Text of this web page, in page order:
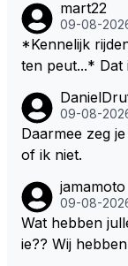
mart22
09-08-
*Kennelijk
ten peut...* Dat is ook zo en na afloop wordt er gec
zitten. Om die
e hoort soms
n sparen als de
door die 1 liter
e ronden achter
SC moet er na
09-08-
Daarmee zeg
of ik niet.
jamamoto
09-08-
Wat hebben
ie?? Wij